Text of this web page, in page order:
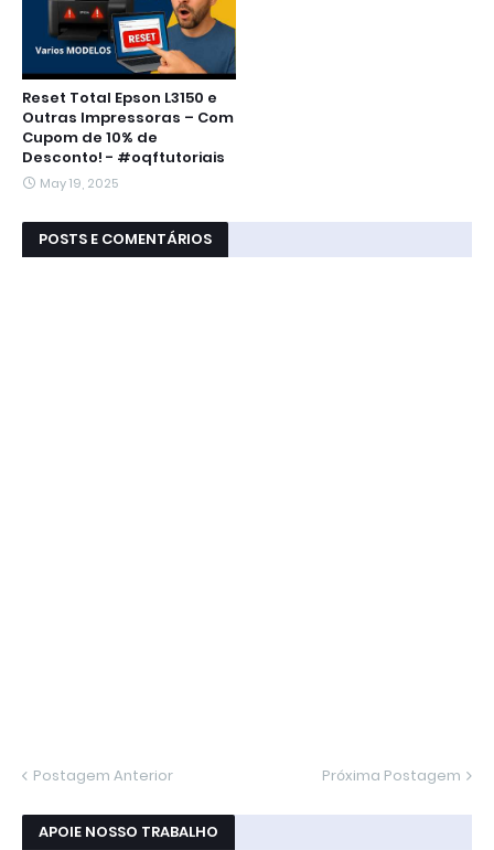
Reset Total Epson L3150 e
Outras Impressoras – Com
Cupom de 10% de
Desconto! - #oqftutoriais
May 19, 2025
POSTS E COMENTÁRIOS
Postagem Anterior Próxima Postagem
APOIE NOSSO TRABALHO